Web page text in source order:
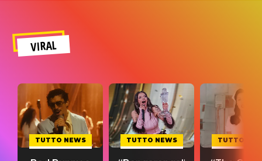
VIRAL
TUTTO NEWS TUTTO NEWS TUTTO